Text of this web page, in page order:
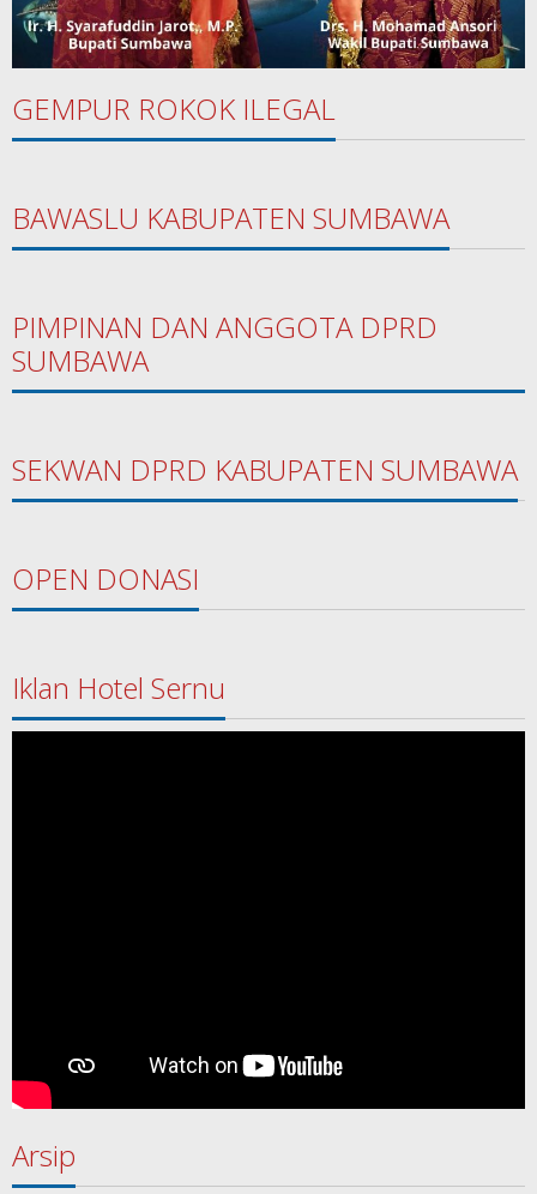
GEMPUR ROKOK ILEGAL
BAWASLU KABUPATEN SUMBAWA
PIMPINAN DAN ANGGOTA DPRD
SUMBAWA
SEKWAN DPRD KABUPATEN SUMBAWA
OPEN DONASI
Iklan Hotel Sernu
Arsip